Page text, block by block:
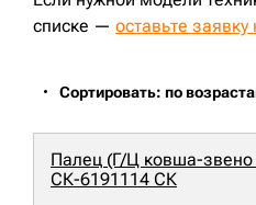
D65EX-16;
R220LC-9;R250LC-3;CX180;
списке — оставьте
Сортировать: по
Палец (Г/Ц ковша-звено
СК-6191114 СК